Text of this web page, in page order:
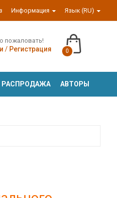
Информация Язык (RU)
пожаловать!
/ Регистрация 0
РАСПРОДАЖА АВТОРЫ